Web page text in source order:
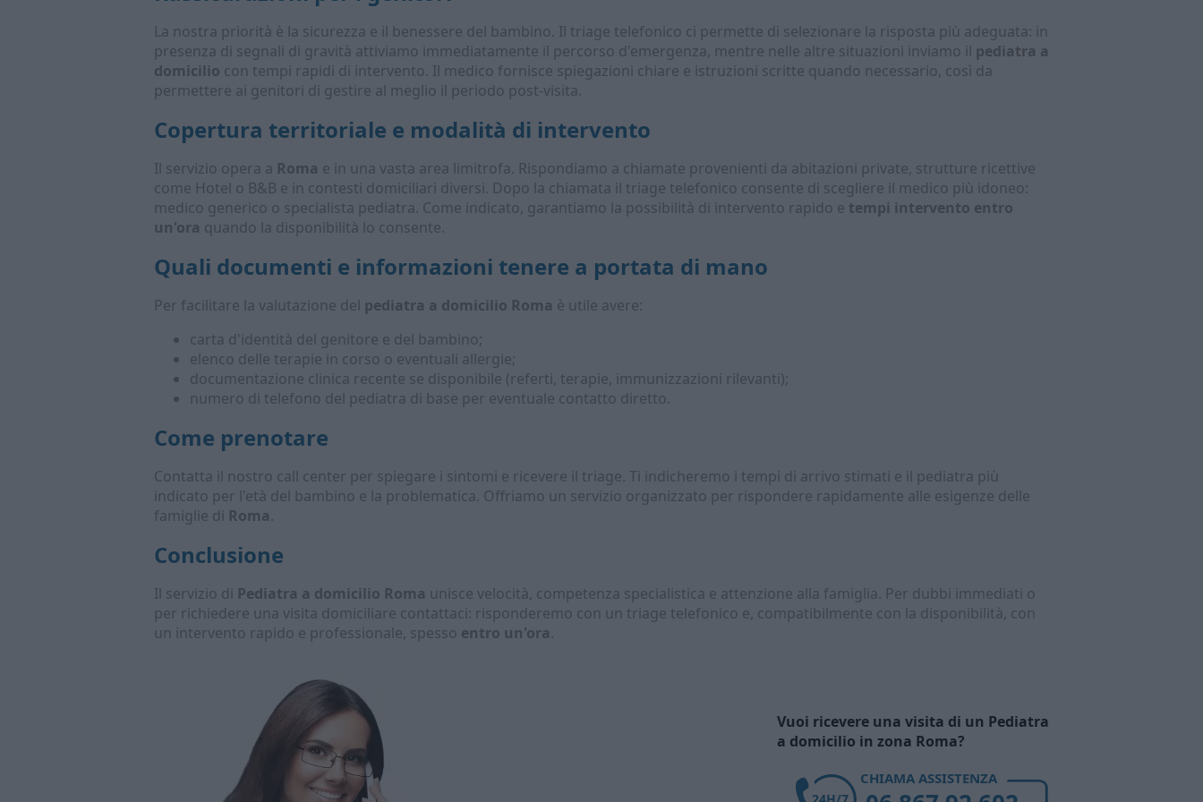
La nostra priorità è la sicurezza e il benessere del bambino. Il triage telefonico ci permette di selezionare la risposta più adeguata: in
presenza di segnali di gravità attiviamo immediatamente il percorso d'emergenza, mentre nelle altre situazioni inviamo il pediatra a
domicilio con tempi rapidi di intervento. Il medico fornisce spiegazioni chiare e istruzioni scritte quando necessario, così da
permettere ai genitori di gestire al meglio il periodo post-visita.
Copertura territoriale e modalità di intervento
Il servizio opera a Roma e in una vasta area limitrofa. Rispondiamo a chiamate provenienti da abitazioni private, strutture ricettive
come Hotel o B&B e in contesti domiciliari diversi. Dopo la chiamata il triage telefonico consente di scegliere il medico più idoneo:
medico generico o specialista pediatra. Come indicato, garantiamo la possibilità di intervento rapido e tempi intervento entro
un'ora quando la disponibilità lo consente.
Quali documenti e informazioni tenere a portata di mano
Per facilitare la valutazione del pediatra a domicilio Roma è utile avere:
carta d'identità del genitore e del bambino;
elenco delle terapie in corso o eventuali allergie;
documentazione clinica recente se disponibile (referti, terapie, immunizzazioni rilevanti);
numero di telefono del pediatra di base per eventuale contatto diretto.
Come prenotare
Contatta il nostro call center per spiegare i sintomi e ricevere il triage. Ti indicheremo i tempi di arrivo stimati e il pediatra più
indicato per l'età del bambino e la problematica. Offriamo un servizio organizzato per rispondere rapidamente alle esigenze delle
famiglie di Roma.
Conclusione
Il servizio di Pediatra a domicilio Roma unisce velocità, competenza specialistica e attenzione alla famiglia. Per dubbi immediati o
per richiedere una visita domiciliare contattaci: risponderemo con un triage telefonico e, compatibilmente con la disponibilità, con
un intervento rapido e professionale, spesso entro un'ora.
Vuoi ricevere una visita di un Pediatra
a domicilio in zona Roma?
CHIAMA ASSISTENZA
24H/7